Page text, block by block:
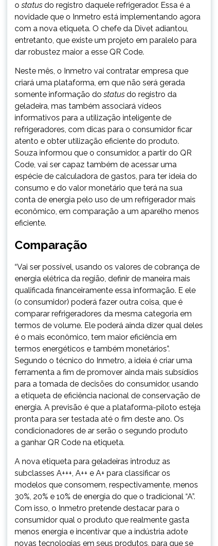
ostatus do registro daquele refrigerador. Essa é a
novidade que o Inmetro está implementando agora
com a nova etiqueta. O chefe da Divet adiantou,
entretanto, que existe um projeto em paralelo para
dar robustez maior a esse QR Code.
Neste mês, o Inmetro vai contratar empresa que
criará uma plataforma, em que não será gerada
somente informação dostatus do registro da
geladeira, mas também associará vídeos
informativos para a utilização inteligente de
refrigeradores, com dicas para o consumidor ficar
atento e obter utilização eficiente do produto.
Souza informou que o consumidor, a partir do QR
Code, vai ser capaz também de acessar uma
espécie de calculadora de gastos, para ter ideia do
consumo e do valor monetário que terá na sua
conta de energia pelo uso de um refrigerador mais
econômico, em comparação a um aparelho menos
eficiente.
Comparação
“Vai ser possível, usando os valores de cobrança de
energia elétrica da região, definir de maneira mais
qualificada financeiramente essa informação. E ele
(o consumidor) poderá fazer outra coisa, que é
comparar refrigeradores da mesma categoria em
termos de volume. Ele poderá ainda dizer qual deles
é o mais econômico, tem maior eficiência em
termos energéticos e também monetários”.
Segundo o técnico do Inmetro, a ideia é criar uma
ferramenta a fim de promover ainda mais subsídios
para a tomada de decisões do consumidor, usando
a etiqueta de eficiência nacional de conservação de
energia. A previsão é que a plataforma-piloto esteja
pronta para ser testada até o fim deste ano. Os
condicionadores de ar serão o segundo produto
a ganhar QR Code na etiqueta.
A nova etiqueta para geladeiras introduz as
subclasses A+++, A++ e A+ para classificar os
modelos que consomem, respectivamente, menos
30%, 20% e 10% de energia do que o tradicional “A”.
Com isso, o Inmetro pretende destacar para o
consumidor qual o produto que realmente gasta
menos energia e incentivar que a indústria adote
novas tecnologias em seus produtos, para que se